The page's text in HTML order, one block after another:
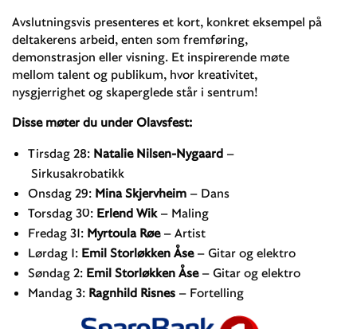
Avslutningsvis presenteres et kort, konkret eksempel på
deltakerens arbeid, enten som fremføring,
demonstrasjon eller visning. Et inspirerende møte
mellom talent og publikum, hvor kreativitet,
nysgjerrighet og skaperglede står i sentrum!
Disse møter du under Olavsfest:
Tirsdag 28: Natalie Nilsen-Nygaard –
Sirkusakrobatikk
Onsdag 29: Mina Skjervheim – Dans
Torsdag 30: Erlend Wik– Maling
Fredag 31: Myrtoula Røe– Artist
Lørdag 1: Emil Storløkken Åse– Gitar og elektro
Søndag 2: Emil Storløkken Åse– Gitar og elektro
Mandag 3: Ragnhild Risnes – Fortelling